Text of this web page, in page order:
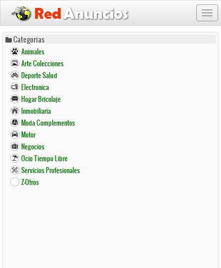
Pasar
contenido
principal
Categorias
Animales
Arte Colecciones
Deporte Salud
Electronica
Hogar Bricolaje
Inmobiliaria
Moda Complementos
Motor
Negocios
Ocio Tiempo Libre
Servicios Profesionales
Z-Otros